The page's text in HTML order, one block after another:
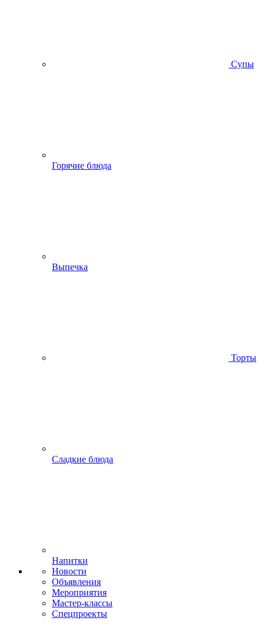
Супы
Горячие блюда
Выпечка
Торты
Сладкие блюда
Напитки
Новости
Объявления
Мероприятия
Мастер-классы
Спецпроекты